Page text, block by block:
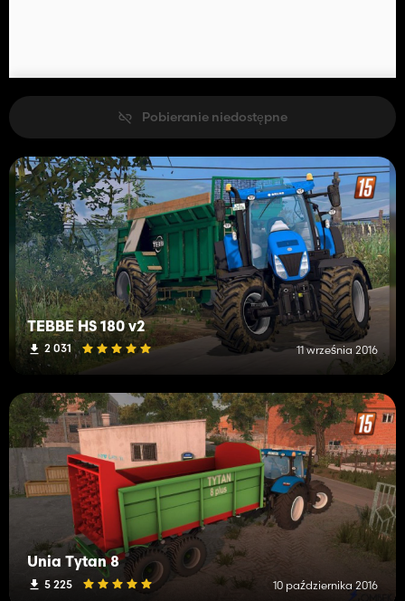
Pobieranie niedostępne
TEBBE HS 180 v2
2 031 11 września 2016
Unia Tytan 8
5 225 10 października 2016